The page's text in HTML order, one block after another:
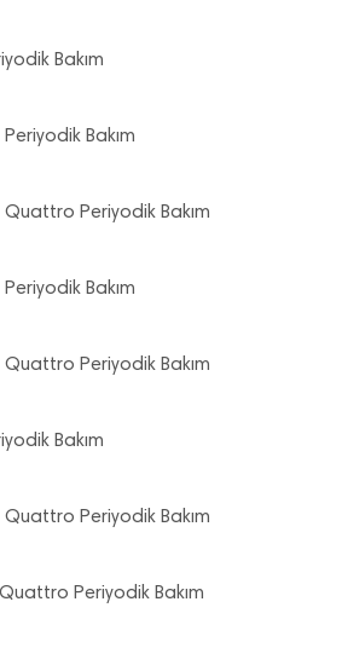
Bakım
Bakım
Periyodik Bakım
Bakım
Periyodik Bakım
Bakım
Periyodik Bakım
Periyodik Bakım